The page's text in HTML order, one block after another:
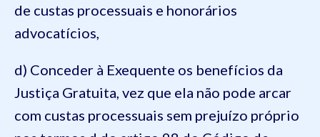
de custas processuais e honorários
advocatícios,
d) Conceder à Exequente os benefícios da
Justiça Gratuita, vez que ela não pode arcar
com custas processuais sem prejuízo próprio